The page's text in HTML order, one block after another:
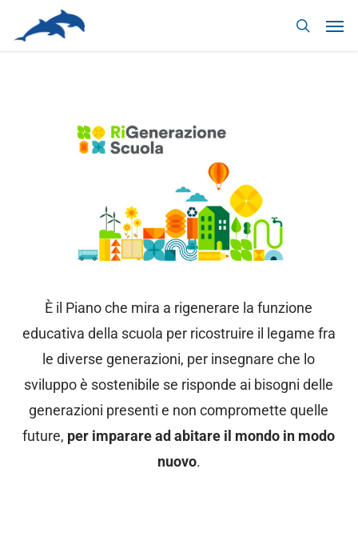
È il Piano che mira a rigenerare la funzione
educativa della scuola per ricostruire il legame fra
le diverse generazioni, per insegnare che lo
sviluppo è sostenibile se risponde ai bisogni delle
generazioni presenti e non compromette quelle
future, per imparare ad abitare il mondo in modo
nuovo.